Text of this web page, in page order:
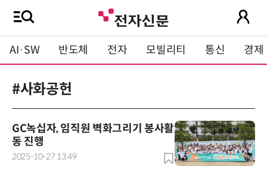
AI·SW 반도체 전자 모빌리티 통신 경제
#사화공헌
GC녹십자, 임직원 벽화그리기 봉사활
동 진행
2025-10-27 13:49